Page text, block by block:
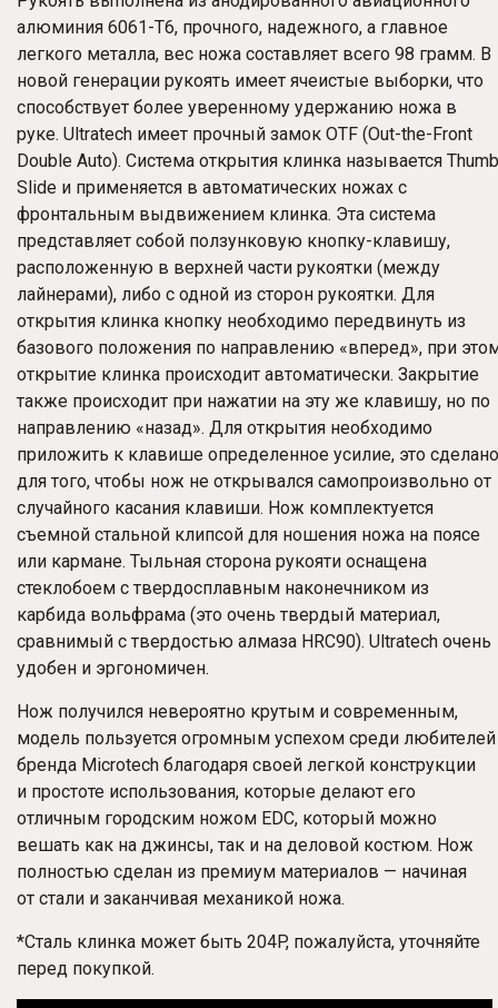
алюминия 6061-T6, прочного, надежного, а главное
легкого металла, вес ножа составляет всего 98 грамм. В
новой генерации рукоять имеет ячеистые выборки, что
способствует более уверенному удержанию ножа в
руке. Ultratech имеет прочный замок OTF (Out-the-Front
Double Auto). Система открытия клинка называется Thumb
Slide и применяется в автоматических ножах с
фронтальным выдвижением клинка. Эта система
представляет собой ползунковую кнопку-клавишу,
расположенную в верхней части рукоятки (между
лайнерами), либо с одной из сторон рукоятки. Для
открытия клинка кнопку необходимо передвинуть из
базового положения по направлению «вперед», при
открытие клинка происходит автоматически. Закрытие
также происходит при нажатии на эту же клавишу, но по
направлению «назад». Для открытия необходимо
приложить к клавише определенное усилие, это сделано
для того, чтобы нож не открывался самопроизвольно от
случайного касания клавиши. Нож комплектуется
съемной стальной клипсой для ношения ножа на поясе
или кармане. Тыльная сторона рукояти оснащена
стеклобоем с твердосплавным наконечником из
карбида вольфрама (это очень твердый материал,
сравнимый с твердостью алмаза HRC90). Ultratech очень
удобен и эргономичен.
Нож получился невероятно крутым и современным,
модель пользуется огромным успехом среди любителей
бренда Microtech благодаря своей легкой конструкции
и простоте использования, которые делают его
отличным городским ножом EDC, который можно
вешать как на джинсы, так и на деловой костюм. Нож
полностью сделан из премиум материалов — начиная
от стали и заканчивая механикой ножа.
*Сталь клинка может быть 204P, пожалуйста, уточняйте
перед покупкой.